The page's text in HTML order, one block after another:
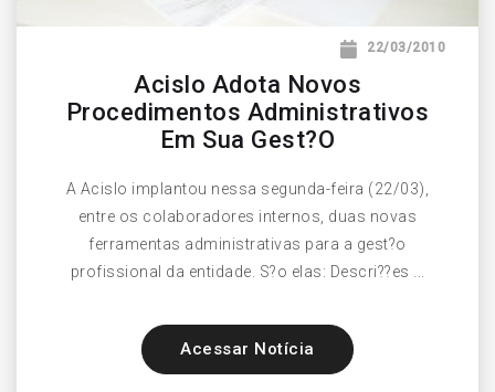
22/03/2010
Acislo Adota Novos
Procedimentos Administrativos
Em Sua Gest?o
A Acislo implantou nessa segunda-feira (22/03),
entre os colaboradores internos, duas novas
ferramentas administrativas para a gest?o
profissional da entidade. S?o elas: Descri??es ...
Acessar Notícia